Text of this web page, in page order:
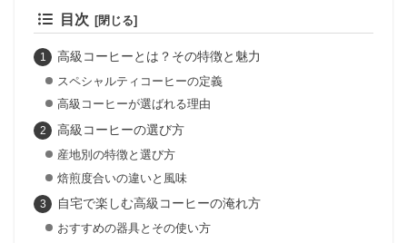
目次
高級コーヒーとは？その特徴と魅力
スペシャルティコーヒーの定義
高級コーヒーが選ばれる理由
高級コーヒーの選び方
産地別の特徴と選び方
焙煎度合いの違いと風味
自宅で楽しむ高級コーヒーの淹れ方
おすすめの器具とその使い方